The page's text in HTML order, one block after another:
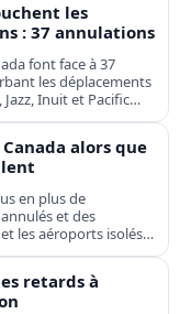
les
: 37 annulations
font face à 37
les déplacements
Inuit et Pacific
alors que
en plus de
et des
les aéroports isolés,
retards à